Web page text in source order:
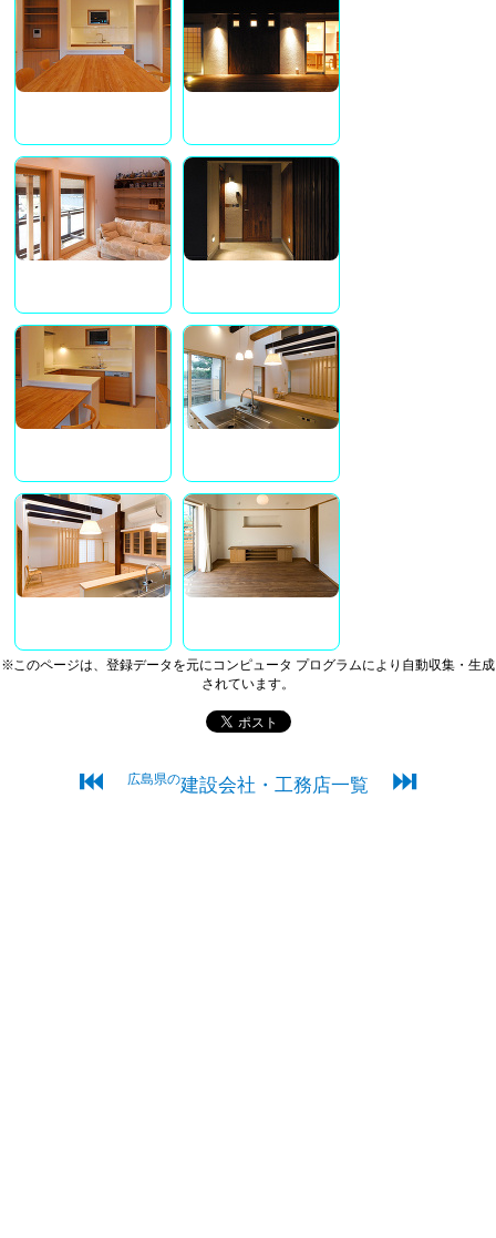
※このページは、登録データを元にコンピュータ プログラムにより自動収集・生成
されています。
⏮ 広島県の建設会社・工務店一覧 ⏭